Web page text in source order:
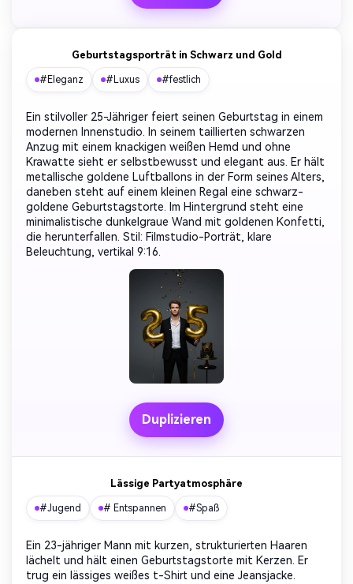
Geburtstagsporträt in Schwarz und Gold
#Eleganz #Luxus #festlich
Ein stilvoller 25-Jähriger feiert seinen Geburtstag in einem
modernen Innenstudio. In seinem taillierten schwarzen
Anzug mit einem knackigen weißen Hemd und ohne
Krawatte sieht er selbstbewusst und elegant aus. Er hält
metallische goldene Luftballons in der Form seines Alters,
daneben steht auf einem kleinen Regal eine schwarz-
goldene Geburtstagstorte. Im Hintergrund steht eine
minimalistische dunkelgraue Wand mit goldenen Konfetti,
die herunterfallen. Stil: Filmstudio-Porträt, klare
Beleuchtung, vertikal 9:16.
Duplizieren
Lässige Partyatmosphäre
#Jugend # Entspannen #Spaß
Ein 23-jähriger Mann mit kurzen, strukturierten Haaren
lächelt und hält einen Geburtstagstorte mit Kerzen. Er
trug ein lässiges weißes t-Shirt und eine Jeansjacke.